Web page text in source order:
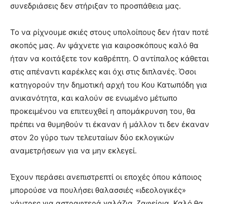
συνεδριάσεις δεν στήριξαν το προσπάθεια μας.
Το να ρίχνουμε σκιές στους υπολοίπους δεν ήταν ποτέ
σκοπός μας. Αν ψάχνετε για καιροσκόπους καλό θα
ήταν να κοιτάξετε τον καθρέπτη. Ο αντίπαλος κάθεται
στις απέναντι καρέκλες και όχι στις διπλανές. Όσοι
κατηγορούν την δημοτική αρχή του Κου Κατωπόδη για
ανικανότητα, και καλούν σε ενωμένο μέτωπο
προκειμένου να επιτευχθεί η απομάκρυνση του, θα
πρέπει να θυμηθούν τι έκαναν ή μάλλον τι δεν έκαναν
στον 2ο γύρο των τελευταίων δύο εκλογικών
αναμετρήσεων για να μην εκλεγεί.
Έχουν περάσει ανεπιστρεπτί οι εποχές όπου κάποιος
μπορούσε να πουλήσει θαλασσιές «ιδεολογικές»